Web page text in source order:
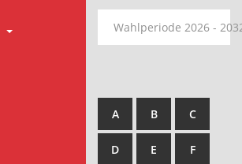
Wahlperiode 2026 -
A B C
D E F